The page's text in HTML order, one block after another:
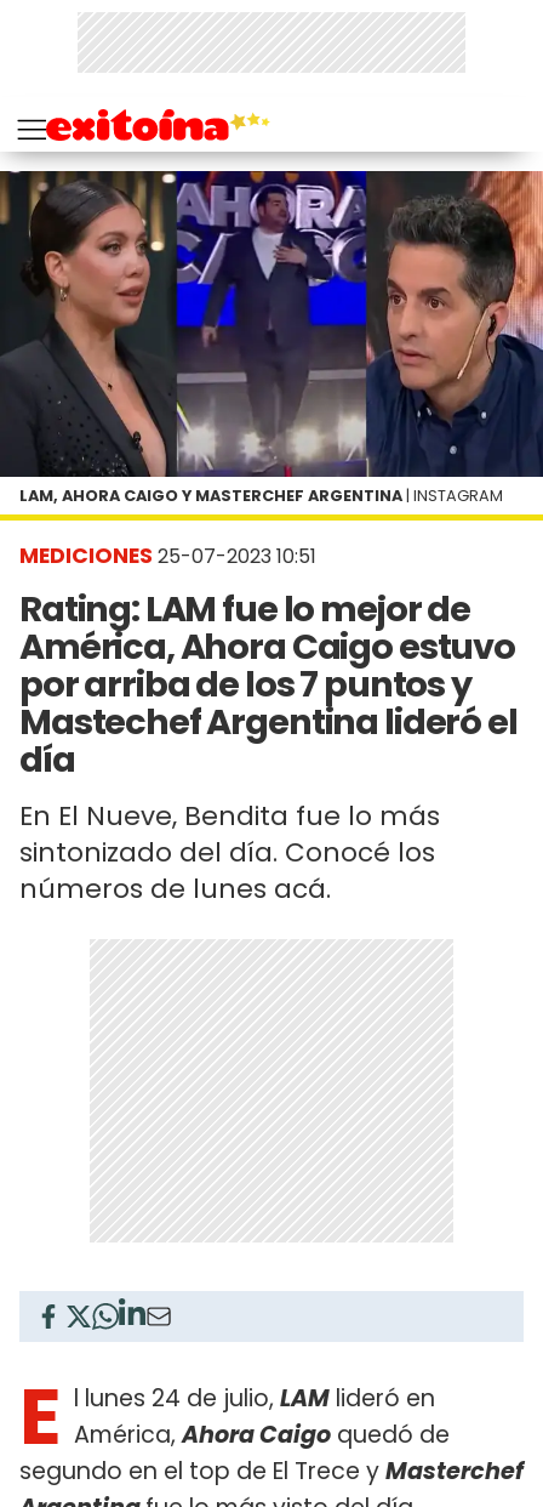
MEDICIONES 25-07-2023 10:51
Rating: LAM fue lo mejor de
América, Ahora Caigo estuvo
por arriba de los 7 puntos y
Mastechef Argentina lideró el
día
En El Nueve, Bendita fue lo más
sintonizado del día. Conocé los
números de lunes acá.
LAM, AHORA CAIGO Y MASTERCHEF ARGENTINA | INSTAGRAM
E l lunes 24 de julio, LAM lideró en
América,Ahora Caigo quedó de
segundo en el top de El Trece yMasterchef